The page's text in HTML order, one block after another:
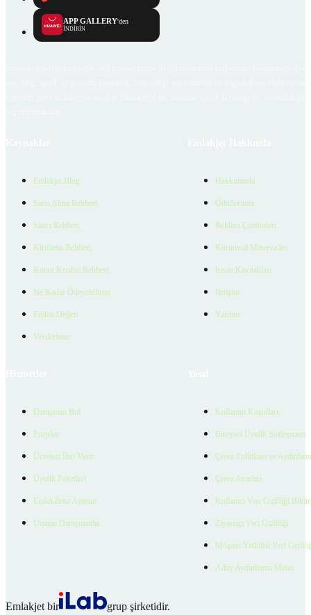
APP GALLERY'den
İNDİRİN
Emlakjet Blog
Satın Alma Rehberi
Satıcı Rehberi
Kiralama Rehberi
Konut Kredisi Rehberi
Ne Kadar Ödeyebilirim
Emlak Değeri
Verilerimiz
Hakkımızda
Ödüllerimiz
Reklam Çözümleri
Kurumsal Materyaller
İnsan Kaynakları
İletişim
Yardım
Danışman Bul
Projeler
Ücretsiz İlan Verin
Üyelik Paketleri
EmlakZeka Asistan
Uzman Danışmanlar
Kullanım Koşulları
Bireysel Üyelik Sözleşmesi
Çerez Politikası ve
Çerez Ayarları
Kullanıcı Veri Gizliliği
Ziyaretçi Veri Gizliliği
Müşteri Yetkilisi Veri
Aday Aydınlatma Metni
Emlakjet bir
grup şirketidir.